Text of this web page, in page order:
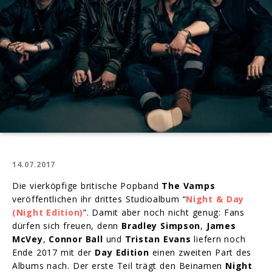
14.07.2017
Die vierköpfige britische Popband The Vamps
veröffentlichen ihr drittes Studioalbum “Night & Day
(Night Edition)”. Damit aber noch nicht genug: Fans
dürfen sich freuen, denn Bradley Simpson, James
McVey, Connor Ball und Tristan Evansliefern noch
Ende 2017 mit der Day Edition einen zweiten Part des
Albums nach. Der erste Teil trägt den Beinamen Night